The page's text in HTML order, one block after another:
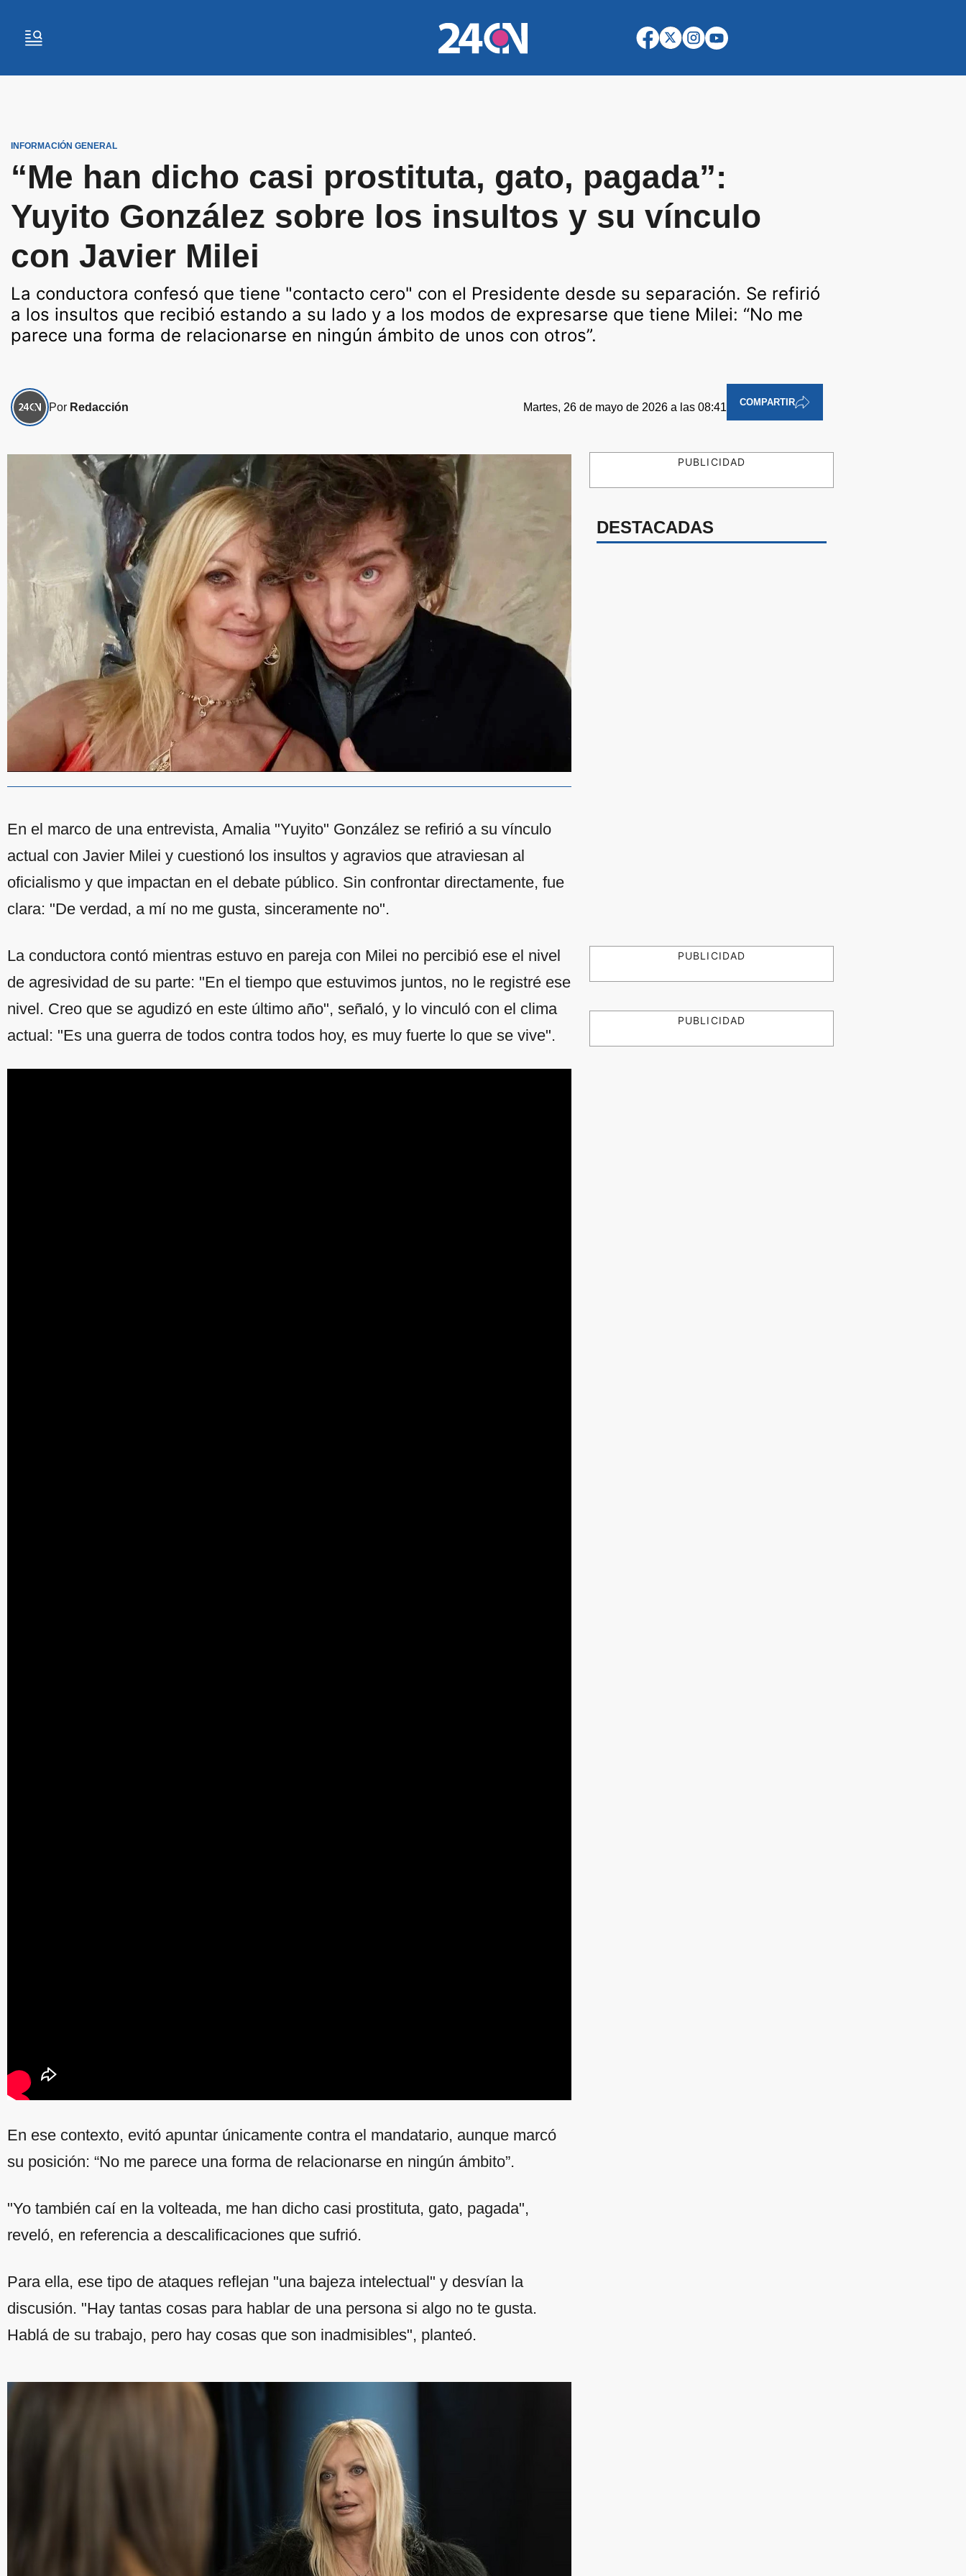
INFORMACIÓN GENERAL
“Me han dicho casi prostituta, gato, pagada”:
Yuyito González sobre los insultos y su vínculo
con Javier Milei
La conductora confesó que tiene "contacto cero" con el Presidente desde su separación. Se refirió
a los insultos que recibió estando a su lado y a los modos de expresarse que tiene Milei: “No me
parece una forma de relacionarse en ningún ámbito de unos con otros”.
Por Redacción Martes, 26 de mayo de 2026 a las 08:41 COMPARTIR
En el marco de una entrevista, Amalia "Yuyito" González se refirió a su vínculo
actual con Javier Milei y cuestionó los insultos y agravios que atraviesan al
oficialismo y que impactan en el debate público. Sin confrontar directamente, fue
clara: "De verdad, a mí no me gusta, sinceramente no".
La conductora contó mientras estuvo en pareja con Milei no percibió ese el nivel
de agresividad de su parte: "En el tiempo que estuvimos juntos, no le registré ese
nivel. Creo que se agudizó en este último año", señaló, y lo vinculó con el clima
actual: "Es una guerra de todos contra todos hoy, es muy fuerte lo que se vive".
En ese contexto, evitó apuntar únicamente contra el mandatario, aunque marcó
su posición: “No me parece una forma de relacionarse en ningún ámbito”.
"Yo también caí en la volteada, me han dicho casi prostituta, gato, pagada",
reveló, en referencia a descalificaciones que sufrió.
Para ella, ese tipo de ataques reflejan "una bajeza intelectual" y desvían la
discusión. "Hay tantas cosas para hablar de una persona si algo no te gusta.
Hablá de su trabajo, pero hay cosas que son inadmisibles", planteó.
PUBLICIDAD
DESTACADAS
PUBLICIDAD
PUBLICIDAD